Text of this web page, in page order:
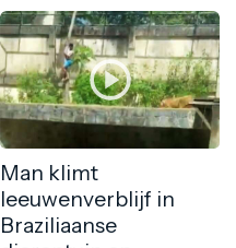
Man klimt
leeuwenverblijf in
Braziliaanse